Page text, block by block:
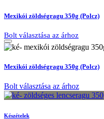
Mexikói zöldségragu 350g (Polcz)
Bolt választása az árhoz
Mexikói zöldségragu 350g (Polcz)
Bolt választása az árhoz
Készételek